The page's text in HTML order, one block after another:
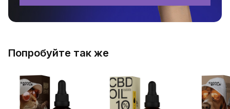
Попробуйте так же